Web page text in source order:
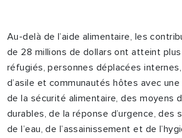
Au-delà de l’aide alimentaire, les
de 28 millions de dollars ont atteint
réfugiés, personnes déplacées
d’asile et communautés hôtes avec
de la sécurité alimentaire, des moyens
durables, de la réponse d’urgence, des
de l’eau, de l’assainissement et de